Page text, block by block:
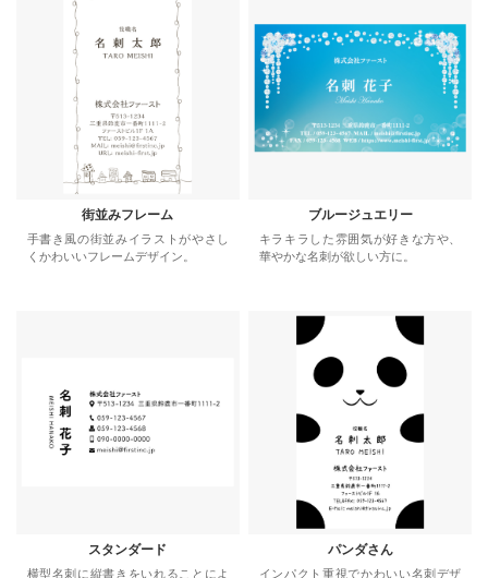
街並みフレーム
手書き風の街並みイラストがやさし
くかわいいフレームデザイン。
ブルージュエリー
キラキラした雰囲気が好きな方や、
華やかな名刺が欲しい方に。
スタンダード
横型名刺に縦書きをいれることによ
パンダさん
インパクト重視でかわいい名刺デザ